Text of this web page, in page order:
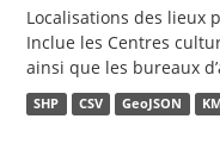
Localisations des lieux
Inclue les Centres
ainsi que les bureaux
SHP CSV GeoJSON